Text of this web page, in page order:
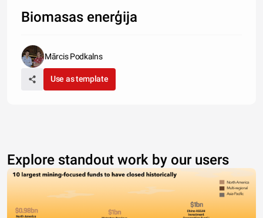
Biomasas enerģija
Mārcis Podkalns
Use as template
Explore standout work by our users